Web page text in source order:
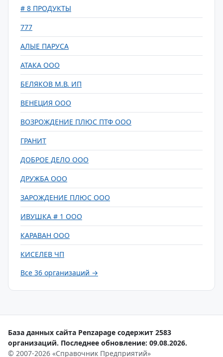
# 8 ПРОДУКТЫ
777
АЛЫЕ ПАРУСА
АТАКА ООО
БЕЛЯКОВ М.В. ИП
ВЕНЕЦИЯ ООО
ВОЗРОЖДЕНИЕ ПЛЮС ПТФ ООО
ГРАНИТ
ДОБРОЕ ДЕЛО ООО
ДРУЖБА ООО
ЗАРОЖДЕНИЕ ПЛЮС ООО
ИВУШКА # 1 ООО
КАРАВАН ООО
КИСЕЛЕВ ЧП
Все 36 организаций →
База данных сайта Penzapage содержит 2583
организаций. Последнее обновление: 09.08.2026.
© 2007-2026 «Справочник Предприятий»